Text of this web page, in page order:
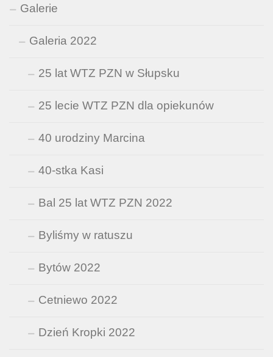
Galerie
Galeria 2022
25 lat WTZ PZN w Słupsku
25 lecie WTZ PZN dla opiekunów
40 urodziny Marcina
40-stka Kasi
Bal 25 lat WTZ PZN 2022
Byliśmy w ratuszu
Bytów 2022
Cetniewo 2022
Dzień Kropki 2022